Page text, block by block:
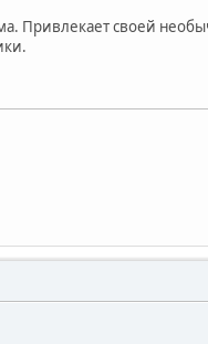
Привлекает своей